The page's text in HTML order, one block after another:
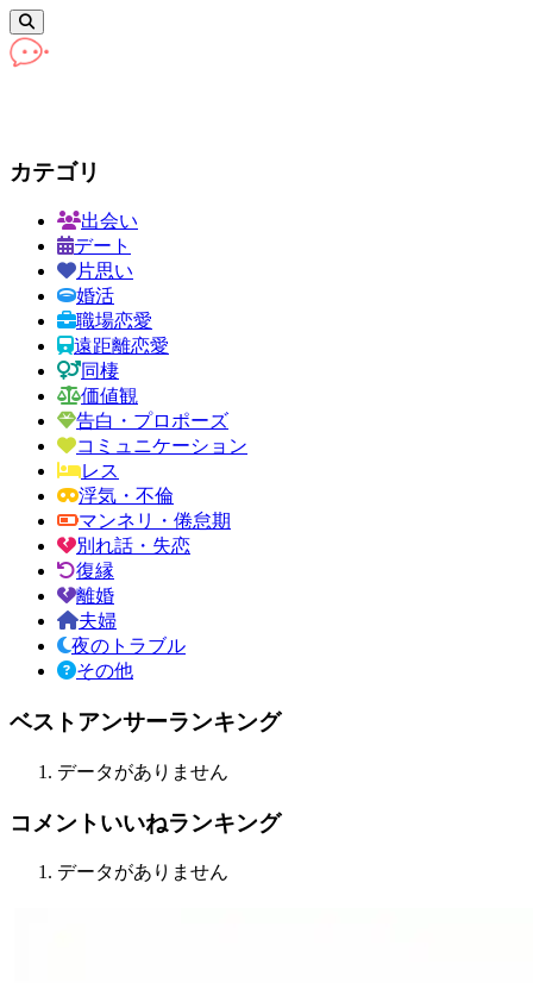
カテゴリ
出会い
デート
片思い
婚活
職場恋愛
遠距離恋愛
同棲
価値観
告白・プロポーズ
コミュニケーション
レス
浮気・不倫
マンネリ・倦怠期
別れ話・失恋
復縁
離婚
夫婦
夜のトラブル
その他
ベストアンサーランキング
データがありません
コメントいいねランキング
データがありません